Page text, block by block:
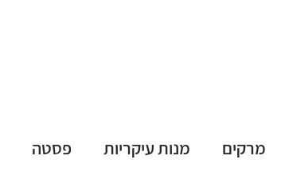
מרקים מנות עיקריות פסטה